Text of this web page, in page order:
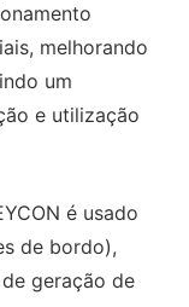
melhorando
um
e utilização
é usado
de bordo),
geração de